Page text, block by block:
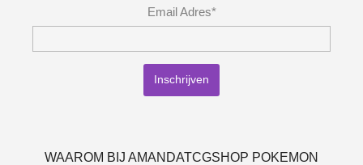
Email Adres*
WAAROM BIJ AMANDATCGSHOP POKEMON